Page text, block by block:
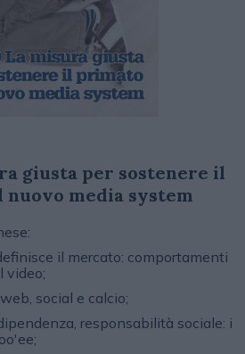
giusta per sostenere il
media system
il mercato: comportamenti
video;
social e calcio;
responsabilità sociale: i